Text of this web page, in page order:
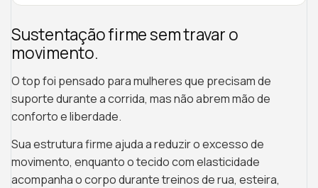
Sustentação firme sem travar o
movimento.
O top foi pensado para mulheres que precisam de
suporte durante a corrida, mas não abrem mão de
conforto e liberdade.
Sua estrutura firme ajuda a reduzir o excesso de
movimento, enquanto o tecido com elasticidade
acompanha o corpo durante treinos de rua, esteira,